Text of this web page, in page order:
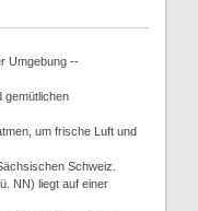
Umgebung --
gemütlichen
um frische Luft und
Schweiz.
NN) liegt auf einer